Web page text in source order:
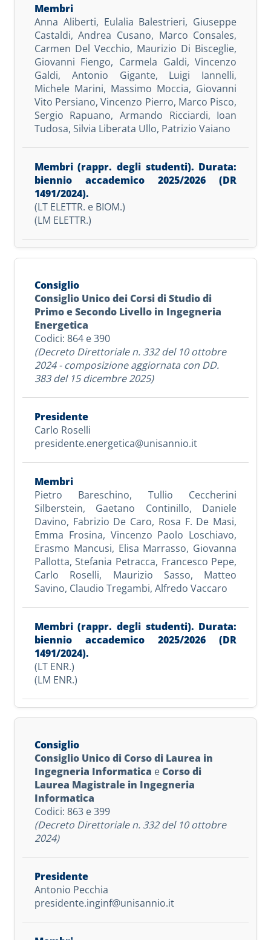
Anna Aliberti, Eulalia Balestrieri, Giuseppe
Castaldi,Andrea Cusano, Marco Consales,
Carmen Del Vecchio, Maurizio Di Bisceglie,
Giovanni Fiengo, Carmela Galdi,Vincenzo
Galdi, Antonio Gigante, Luigi Iannelli,
Michele Marini, Massimo Moccia, Giovanni
Vito Persiano,Vincenzo Pierro, Marco Pisco,
Sergio Rapuano,Armando Ricciardi, Ioan
Tudosa, Silvia Liberata Ullo, Patrizio Vaiano
(LT ELETTR. e BIOM.)
(LM ELETTR.)
Consiglio Unico dei Corsi di Studio di
Primo e Secondo Livello in Ingegneria
Energetica
Codici: 864 e 390
(Decreto Direttoriale n. 332 del 10 ottobre
2024 - composizione aggiornata con DD.
383 del 15 dicembre 2025)
Carlo Roselli
presidente.energetica@unisannio.it
Pietro Bareschino, Tullio Ceccherini
Silberstein, Gaetano Continillo, Daniele
Davino, Fabrizio De Caro, Rosa F. De Masi,
Emma Frosina, Vincenzo Paolo Loschiavo,
Erasmo Mancusi, Elisa Marrasso, Giovanna
Pallotta,Stefania Petracca, Francesco Pepe,
Carlo Roselli, Maurizio Sasso, Matteo
Savino, Claudio Tregambi, Alfredo Vaccaro
(LT ENR.)
(LM ENR.)
Consiglio Unico di Corso di Laurea in
Ingegneria Informatica eCorso di
Laurea Magistrale in Ingegneria
Informatica
Codici: 863 e 399
(Decreto Direttoriale n. 332 del 10 ottobre
2024)
Antonio Pecchia
presidente.inginf@unisannio.it